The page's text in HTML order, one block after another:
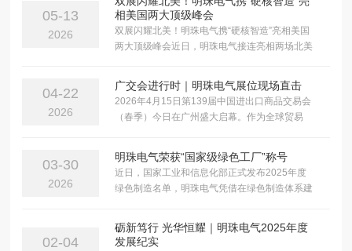
05-13
2026
相美国两大顶级峰会
双展闪耀北美！明珠电气携“硬核智造”亮相美国
两大顶级峰会近日，明珠电气接连亮相两场北美
04-22
2026
广交会进行时｜明珠电气展位现场直击
2026年4月15日第139届中国进出口商品交易会
（春季）今日在广州盛大启幕。作为全球贸易
03-30
2026
明珠电气荣获“国家级绿色工厂”称号
近日，国家工业和信息化部正式发布2025年度
绿色制造名单，明珠电气凭借在绿色制造体系建
02-04
砺新笃行 光华恒耀｜明珠电气2025年度
发展纪实